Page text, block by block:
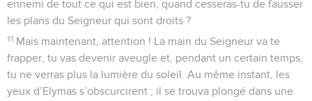
ennemi de tout ce qui est bien, quand cesseras-tu de fausser
les plans du Seigneur qui sont droits ?
11 Mais maintenant, attention ! La main du Seigneur va te
frapper, tu vas devenir aveugle et, pendant un certain temps,
tu ne verras plus la lumière du soleil. Au même instant, les
yeux d’Elymas s’obscurcirent ; il se trouva plongé dans une